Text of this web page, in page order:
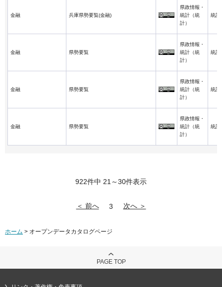
金融 兵庫県勢要覧(金融)
県政情報・
統計（統
計）
統計
金融 県勢要覧
県政情報・
統計（統
計）
統計
金融 県勢要覧
県政情報・
統計（統
計）
統計
金融 県勢要覧
県政情報・
統計（統
計）
統計
922件中 21～30件表示
＜ 前へ 3 次へ ＞
ホーム > オープンデータカタログページ
PAGE TOP